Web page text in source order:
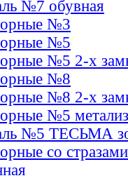
№7 обувная
№3
№5
№5 2-х
№8
№8 2-х
№5
№5 ТЕСЬМА
со стразами